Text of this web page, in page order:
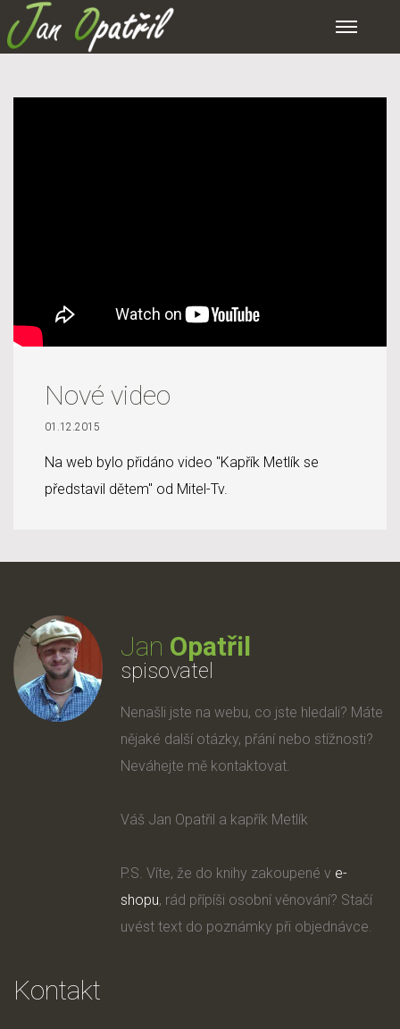
Nové video
01.12.2015
Na web bylo přidáno video "Kapřík Metlík se
představil dětem" od Mitel-Tv.
Jan Opatřil
spisovatel
Nenašli jste na webu, co jste hledali? Máte
nějaké další otázky, přání nebo stížnosti?
Neváhejte mě kontaktovat.
Váš Jan Opatřil a kapřík Metlík
P.S. Víte, že do knihy zakoupené v e-
shopu, rád přípíši osobní věnování? Stačí
uvést text do poznámky při objednávce.
Kontakt